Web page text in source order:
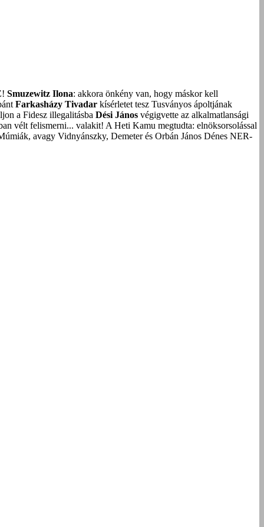
Smuzewitz Ilona: akkora önkény van, hogy máskor kell
Farkasházy Tivadar kísérletet tesz Tusványos ápoltjának
a Fidesz illegalitásba Dési János végigvette az alkalmatlansági
vélt felismerni... valakit! A Heti Kamu megtudta: elnöksorsolással
avagy Vidnyánszky, Demeter és Orbán János Dénes NER-